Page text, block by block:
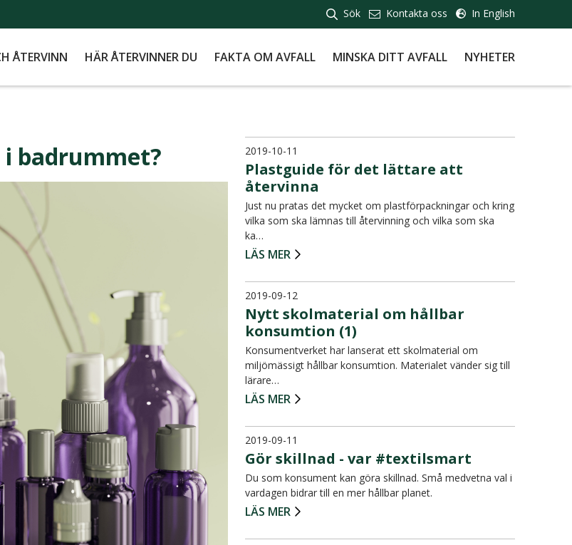
Sök Kontakta oss In English
ÅTERVINN HÄR ÅTERVINNER DU FAKTA OM AVFALL MINSKA DITT AVFALL NYHETER
badrummet? 2019-10-11
Plastguide för det lättare att
återvinna
Just nu pratas det mycket om plastförpackningar och kring
vilka som ska lämnas till återvinning och vilka som ska
ka…
LÄS MER
2019-09-12
Nytt skolmaterial om hållbar
konsumtion (1)
Konsumentverket har lanserat ett skolmaterial om
miljömässigt hållbar konsumtion. Materialet vänder sig till
lärare…
LÄS MER
2019-09-11
Gör skillnad - var #textilsmart
Du som konsument kan göra skillnad. Små medvetna val i
vardagen bidrar till en mer hållbar planet.
LÄS MER